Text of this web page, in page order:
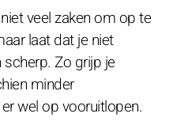
veel zaken om op te
laat dat je niet
Zo grijp je
minder
wel op vooruitlopen.